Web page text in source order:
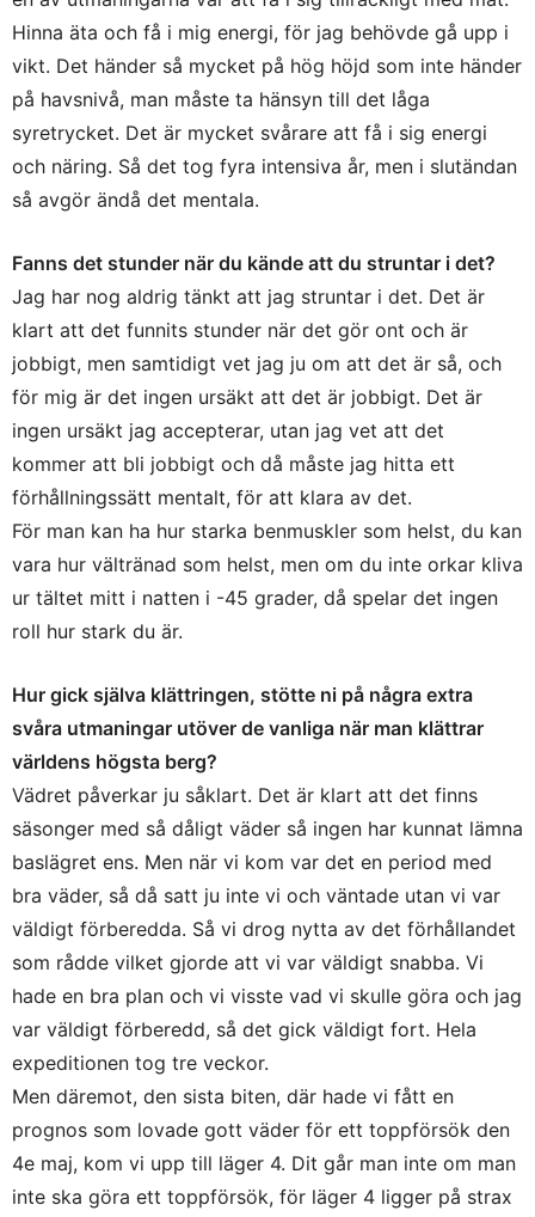
Hinna äta och få i mig energi, för jag behövde gå upp i
vikt. Det händer så mycket på hög höjd som inte händer
på havsnivå, man måste ta hänsyn till det låga
syretrycket. Det är mycket svårare att få i sig energi
och näring. Så det tog fyra intensiva år, men i slutändan
så avgör ändå det mentala.
Fanns det stunder när du kände att du struntar i det?
Jag har nog aldrig tänkt att jag struntar i det. Det är
klart att det funnits stunder när det gör ont och är
jobbigt, men samtidigt vet jag ju om att det är så, och
för mig är det ingen ursäkt att det är jobbigt. Det är
ingen ursäkt jag accepterar, utan jag vet att det
kommer att bli jobbigt och då måste jag hitta ett
förhållningssätt mentalt, för att klara av det.
För man kan ha hur starka benmuskler som helst, du kan
vara hur vältränad som helst, men om du inte orkar kliva
ur tältet mitt i natten i -45 grader, då spelar det ingen
roll hur stark du är.
Hur gick själva klättringen, stötte ni på några extra
svåra utmaningar utöver de vanliga när man klättrar
världens högsta berg?
Vädret påverkar ju såklart. Det är klart att det finns
säsonger med så dåligt väder så ingen har kunnat lämna
baslägret ens. Men när vi kom var det en period med
bra väder, så då satt ju inte vi och väntade utan vi var
väldigt förberedda. Så vi drog nytta av det förhållandet
som rådde vilket gjorde att vi var väldigt snabba. Vi
hade en bra plan och vi visste vad vi skulle göra och jag
var väldigt förberedd, så det gick väldigt fort. Hela
expeditionen tog tre veckor.
Men däremot, den sista biten, där hade vi fått en
prognos som lovade gott väder för ett toppförsök den
4e maj, kom vi upp till läger 4. Dit går man inte om man
inte ska göra ett toppförsök, för läger 4 ligger på strax